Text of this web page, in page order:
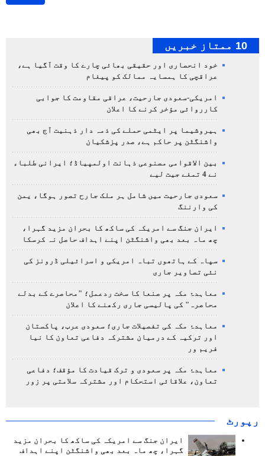
10 ممتاز خبریں
خود انحصاری اور حقیقی بھائی چارے کا وقت آگیا ہے،
عراقچی کا ہمسایہ ممالک کو پیغام
امریکی-سعودی جارحیت، عراقی مقاومت کا جوابی
کارروائی مؤخر کرنے کا اعلان
ہیروشیما پر ایٹمی حملے کی ذمہ دار ذہنیت آج بھی
واشنگٹن پر حاکم ہے، صدر پزشکیان
بین الاقوامی مصنوعی ذہانت اولمپیاڈ؛ ایرانی طلباء
نے 4 تمغے جیت لیے
سعودی جارحیت میں شامل ہر ملک جارح تصور ہوگا، یمن
کی وارننگ
ایران جنگ سے امریکہ کی ساکھ کا بحران مزید گہرا،
چھ ماہ بعد بھی واشنگٹن اپنے اہداف حاصل نہ کرسکا
سپاہ کے ہاتھوں تباہ امریکی و اسرائیلی ڈرونز کی
نئی تصاویر جاری
معاہدۂ مکہ پر صنعا کا سخت ردعمل؛ "محاصرے کے بدلے
محاصرہ" کی پالیسی جاری رکھنے کا اعلان
معاہدۂ مکہ کی تفصیلات جاری؛ سعودی عرب، پاکستان
اور ترکیہ کے درمیان مشترکہ دفاعی تعاون کا نیا
فریم ور
معاہدۂ مکہ پر سعودی و ترک قیادت کا مؤقف؛ دفاعی
تعاون، علاقائی استحکام اور مشترکہ سلامتی پر زور
رپورٹ
ایران جنگ سے امریکہ کی ساکھ کا بحران مزید
گہرا، چھ ماہ بعد بھی واشنگٹن اپنے اہداف